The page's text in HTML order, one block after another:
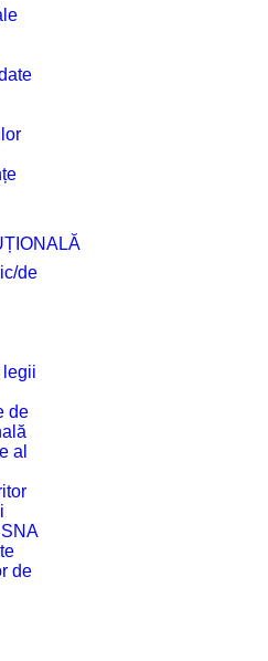
de
legii
de
al
de